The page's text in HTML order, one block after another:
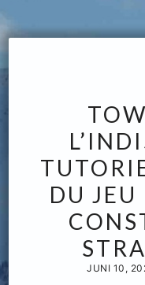
DU
JUNI 10,